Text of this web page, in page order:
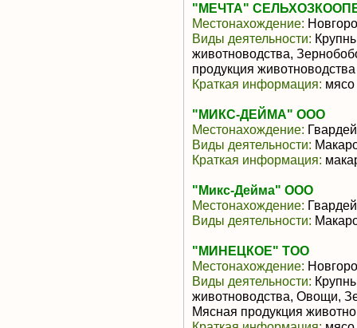
"МЕЧТА"
Местонахождение:
Виды деятельности:
животноводства,
продукция животноводства
Краткая информация: мясо
"МИКС-ДЕЙМА" ООО
Местонахождение:
Виды деятельности:
Краткая информация:
"Микс-Дейма" ООО
Местонахождение:
Виды деятельности:
"МИНЕЦКОЕ" ТОО
Местонахождение:
Виды деятельности:
животноводства, Овощи,
Мясная продукция